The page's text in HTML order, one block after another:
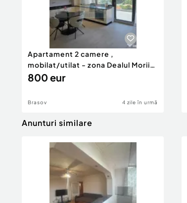
Apartament 2 camere ,
mobilat/utilat - zona Dealul Morii
...
800 eur
Brasov 4 zile în urmă
Anunturi similare